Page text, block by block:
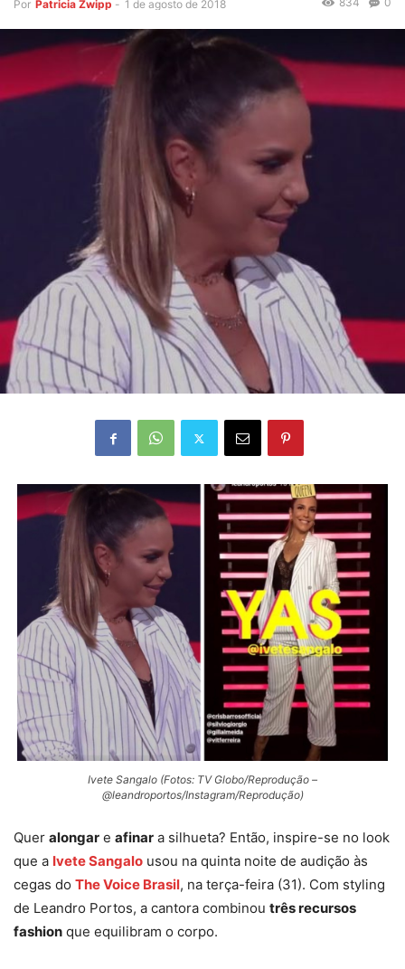
Por Patricia Zwipp - 1 de agosto de 2018
Ivete Sangalo (Fotos: TV Globo/Reprodução –
@leandroportos/Instagram/Reprodução)
Quer alongar e afinar a silhueta? Então, inspire-se no look
que a Ivete Sangalo usou na quinta noite de audição às
cegas do The Voice Brasil, na terça-feira (31). Com styling
de Leandro Portos, a cantora combinou três recursos
fashion que equilibram o corpo.